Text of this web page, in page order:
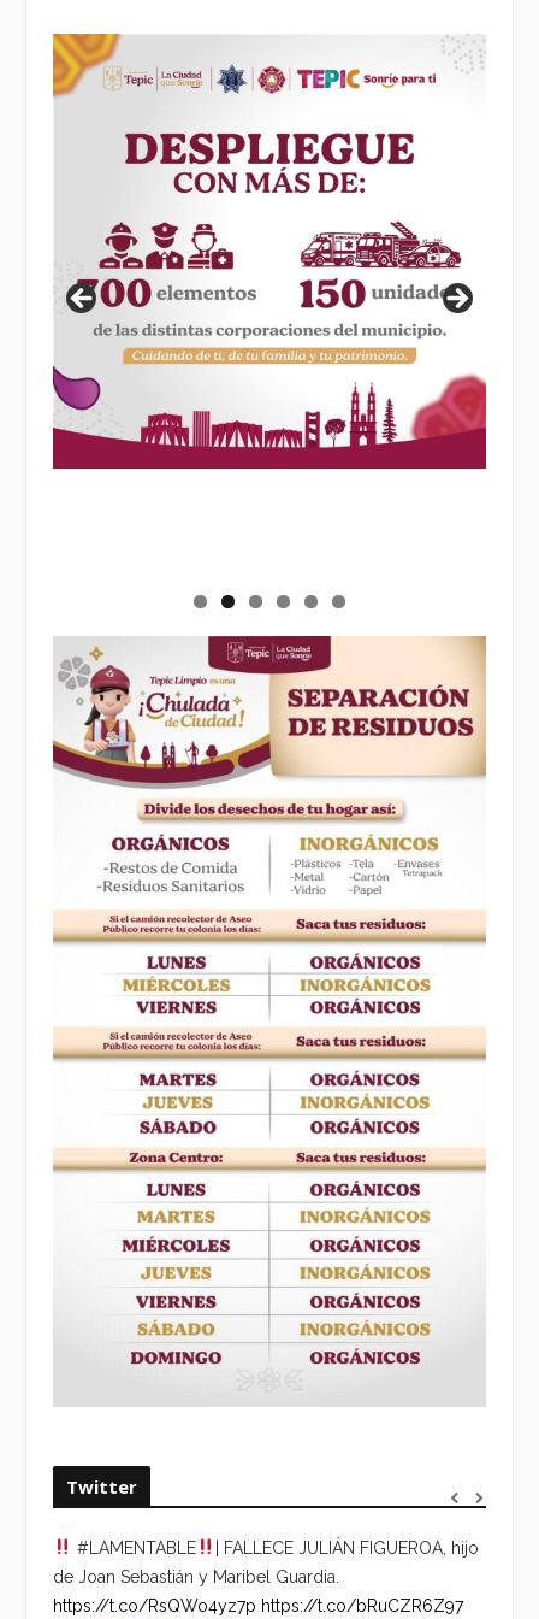
Twitter
#LAMENTABLE
| FALLECE JULIÁN FIGUEROA, hijo
de Joan Sebastián y Maribel Guardia.
https://t.co/RsQWo4yz7p https://t.co/bRuCZR6Z97